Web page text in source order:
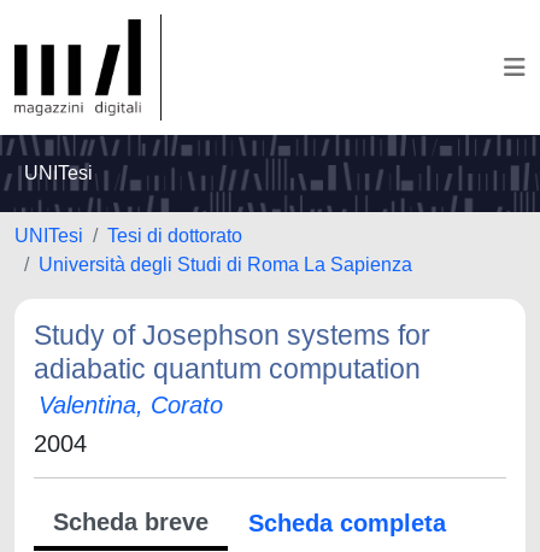
UNITesi
UNITesi
Tesi di dottorato
Università degli Studi di Roma La Sapienza
Study of Josephson systems for
adiabatic quantum computation
Valentina, Corato
2004
Scheda breve
Scheda completa